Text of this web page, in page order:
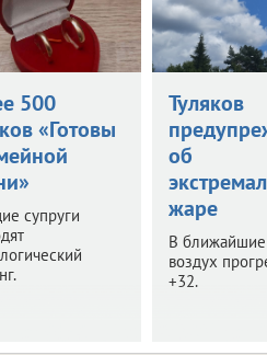
500
«Готовы
супруги
Туляков
об
жаре
В
воздух
+32.